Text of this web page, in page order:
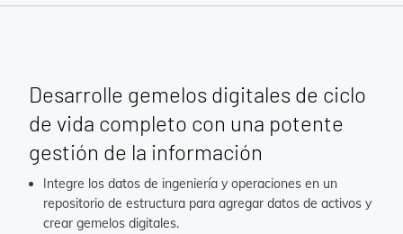
Desarrolle gemelos digitales de ciclo
de vida completo con una potente
gestión de la información
Integre los datos de ingeniería y operaciones en un
repositorio de estructura para agregar datos de activos y
crear gemelos digitales.